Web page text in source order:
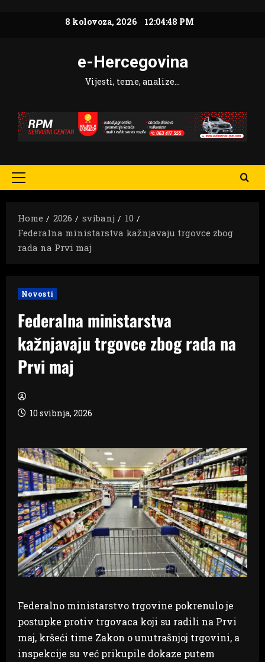
8 kolovoza, 2026 12:04:49 PM
e-Hercegovina
Vijesti, teme, analize…
Primary
Home
2026 svibanj
10
Federalna ministarstva kažnjavaju trgovce zbog
rada na Prvi maj
Novosti
Federalna ministarstva
kažnjavaju trgovce zbog rada na
Prvi maj
10 svibnja, 2026
Federalno ministarstvo trgovine pokrenulo je
postupke protiv trgovaca koji su radili na Prvi
maj, kršeći time Zakon o unutrašnjoj trgovini, a
inspekcije su već prikupile dokaze putem